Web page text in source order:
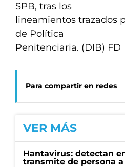
SPB, tras los
lineamientos trazados
de Política
Penitenciaria. (DIB) FD
Para compartir en redes
VER MÁS
Hantavirus: detectan
transmite de persona a